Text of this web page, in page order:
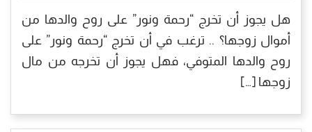
هل يجوز أن تخرج “رحمة ونور” على روح والدها من
أموال زوجها؟ .. ترغب في أن تخرج “رحمة ونور” على
روح والدها المتوفي، فهل يجوز أن تخرجه من مال
زوجها […]